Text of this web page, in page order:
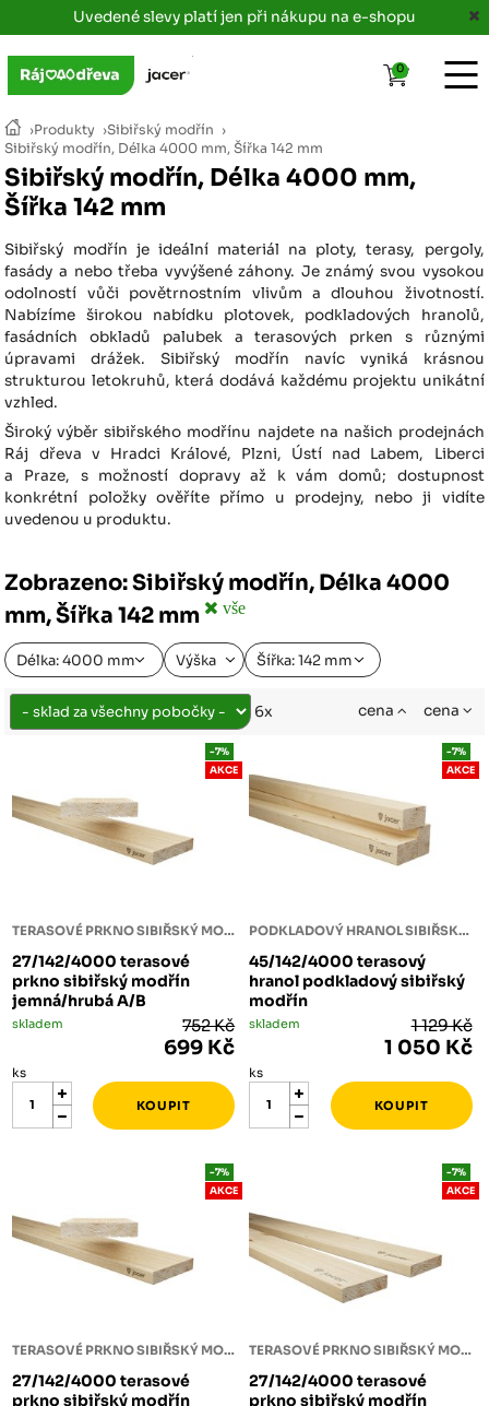
Uvedené slevy platí jen při nákupu na e-shopu
›Produkty ›Sibiřský modřín ›
Sibiřský modřín, Délka 4000 mm, Šířka 142 mm
Sibiřský modřín, Délka 4000 mm,
Šířka 142 mm
Sibiřský modřín je ideální materiál na ploty, terasy, pergoly,
fasády a nebo třeba vyvýšené záhony. Je známý svou vysokou
odolností vůči povětrnostním vlivům a dlouhou životností.
Nabízíme širokou nabídku plotovek, podkladových hranolů,
fasádních obkladů palubek a terasových prken s různými
úpravami drážek. Sibiřský modřín navíc vyniká krásnou
strukturou letokruhů, která dodává každému projektu unikátní
vzhled.
Široký výběr sibiřského modřínu najdete na našich prodejnách
Ráj dřeva v Hradci Králové, Plzni, Ústí nad Labem, Liberci
a Praze, s možností dopravy až k vám domů; dostupnost
konkrétní položky ověříte přímo u prodejny, nebo ji vidíte
uvedenou u produktu.
Zobrazeno: Sibiřský modřín, Délka 4000
mm, Šířka 142 mm
vše
Délka: 4000 mm Výška Šířka: 142 mm
6x cena cena
TERASOVÉ PRKNO SIBIŘSKÝ MODŘÍN
27/142/4000 terasové
prkno sibiřský modřín
jemná/hrubá A/B
-7%
AKCE
skladem 752 Kč
699 Kč
ks
PODKLADOVÝ HRANOL SIBIŘSKÝ MODŘÍN
45/142/4000 terasový
hranol podkladový sibiřský
modřín
-7%
AKCE
skladem 1 129 Kč
1 050 Kč
ks
TERASOVÉ PRKNO SIBIŘSKÝ MODŘÍN
27/142/4000 terasové
prkno sibiřský modřín
-7%
AKCE
TERASOVÉ PRKNO SIBIŘSKÝ MODŘÍN
27/142/4000 terasové
prkno sibiřský modřín
-7%
AKCE
0